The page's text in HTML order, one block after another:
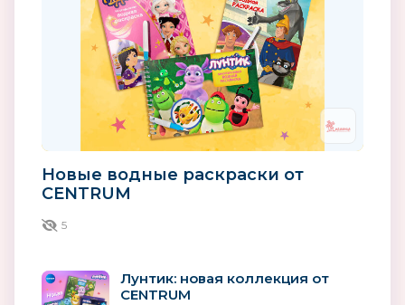
Новые водные раскраски от
CENTRUM
5
Лунтик: новая коллекция от
CENTRUM